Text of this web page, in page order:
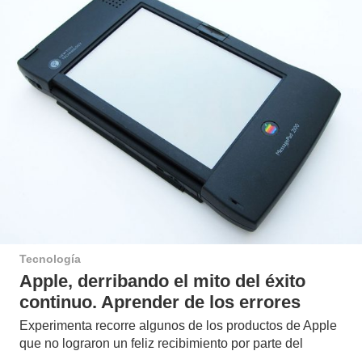
Tecnología
Apple, derribando el mito del éxito
continuo. Aprender de los errores
Experimenta recorre algunos de los productos de Apple
que no lograron un feliz recibimiento por parte del